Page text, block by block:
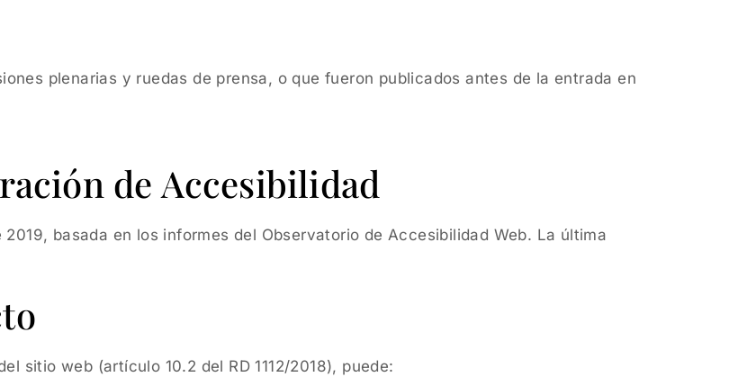
plenarias y ruedas de prensa, o que fueron publicados antes de la entrada en
de Accesibilidad
basada en los informes del Observatorio de Accesibilidad Web. La última
sitio web (artículo 10.2 del RD 1112/2018), puede: